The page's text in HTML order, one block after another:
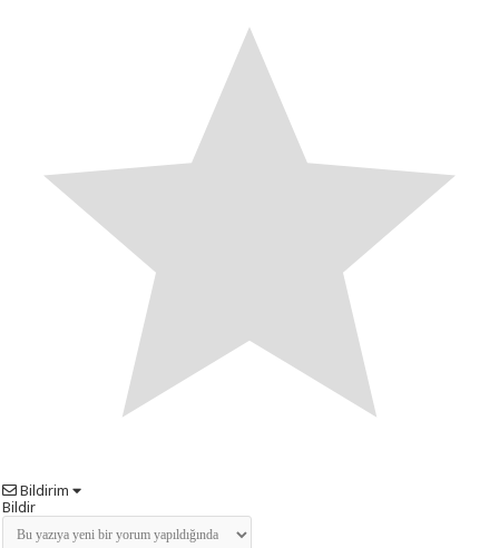
Bildirim
Bildir